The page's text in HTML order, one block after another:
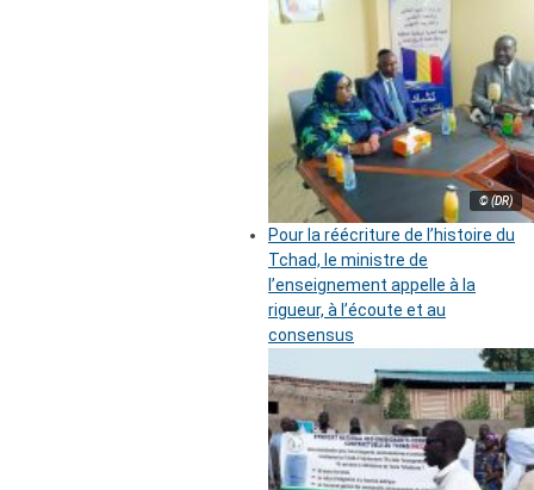
© (DR)
Pour la réécriture de l’histoire du
Tchad, le ministre de
l’enseignement appelle à la
rigueur, à l’écoute et au
consensus